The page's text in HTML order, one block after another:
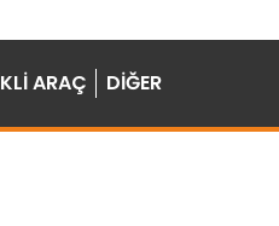
ARAÇ DİĞER